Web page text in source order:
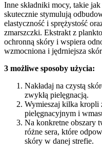
Inne składniki mocy, takie
skutecznie stymulują
elastyczność i sprężystość
zmarszczki. Ekstrakt z
ochronną skóry i wspiera
wzmocniona i jędrniejsza
3 możliwe sposoby użycia:
Nakładaj na czystą
zwykłą pielęgnacją.
Wymieszaj kilka kropli
pielęgnacyjnym i
Na konkretne obszary
różne sera, które
skóry w danej strefie.